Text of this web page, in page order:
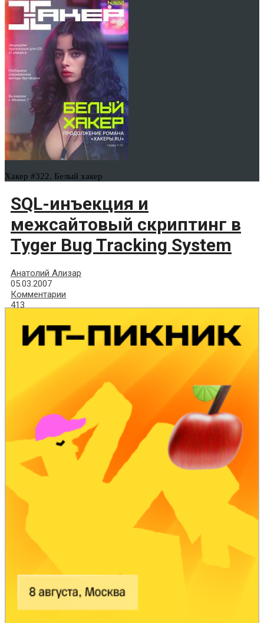
Хакер #322. Белый хакер
SQL-инъекция и
межсайтовый скриптинг в
Tyger Bug Tracking System
Анатолий Ализар
05.03.2007
Комментарии
413